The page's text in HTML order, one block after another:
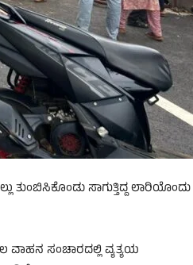
ತುಂಬಿಸಿಕೊಂಡು ಸಾಗುತ್ತಿದ್ದ ಲಾರಿಯೊಂದು
ವಾಹನ ಸಂಚಾರದಲ್ಲಿ ವ್ಯತ್ಯಯ